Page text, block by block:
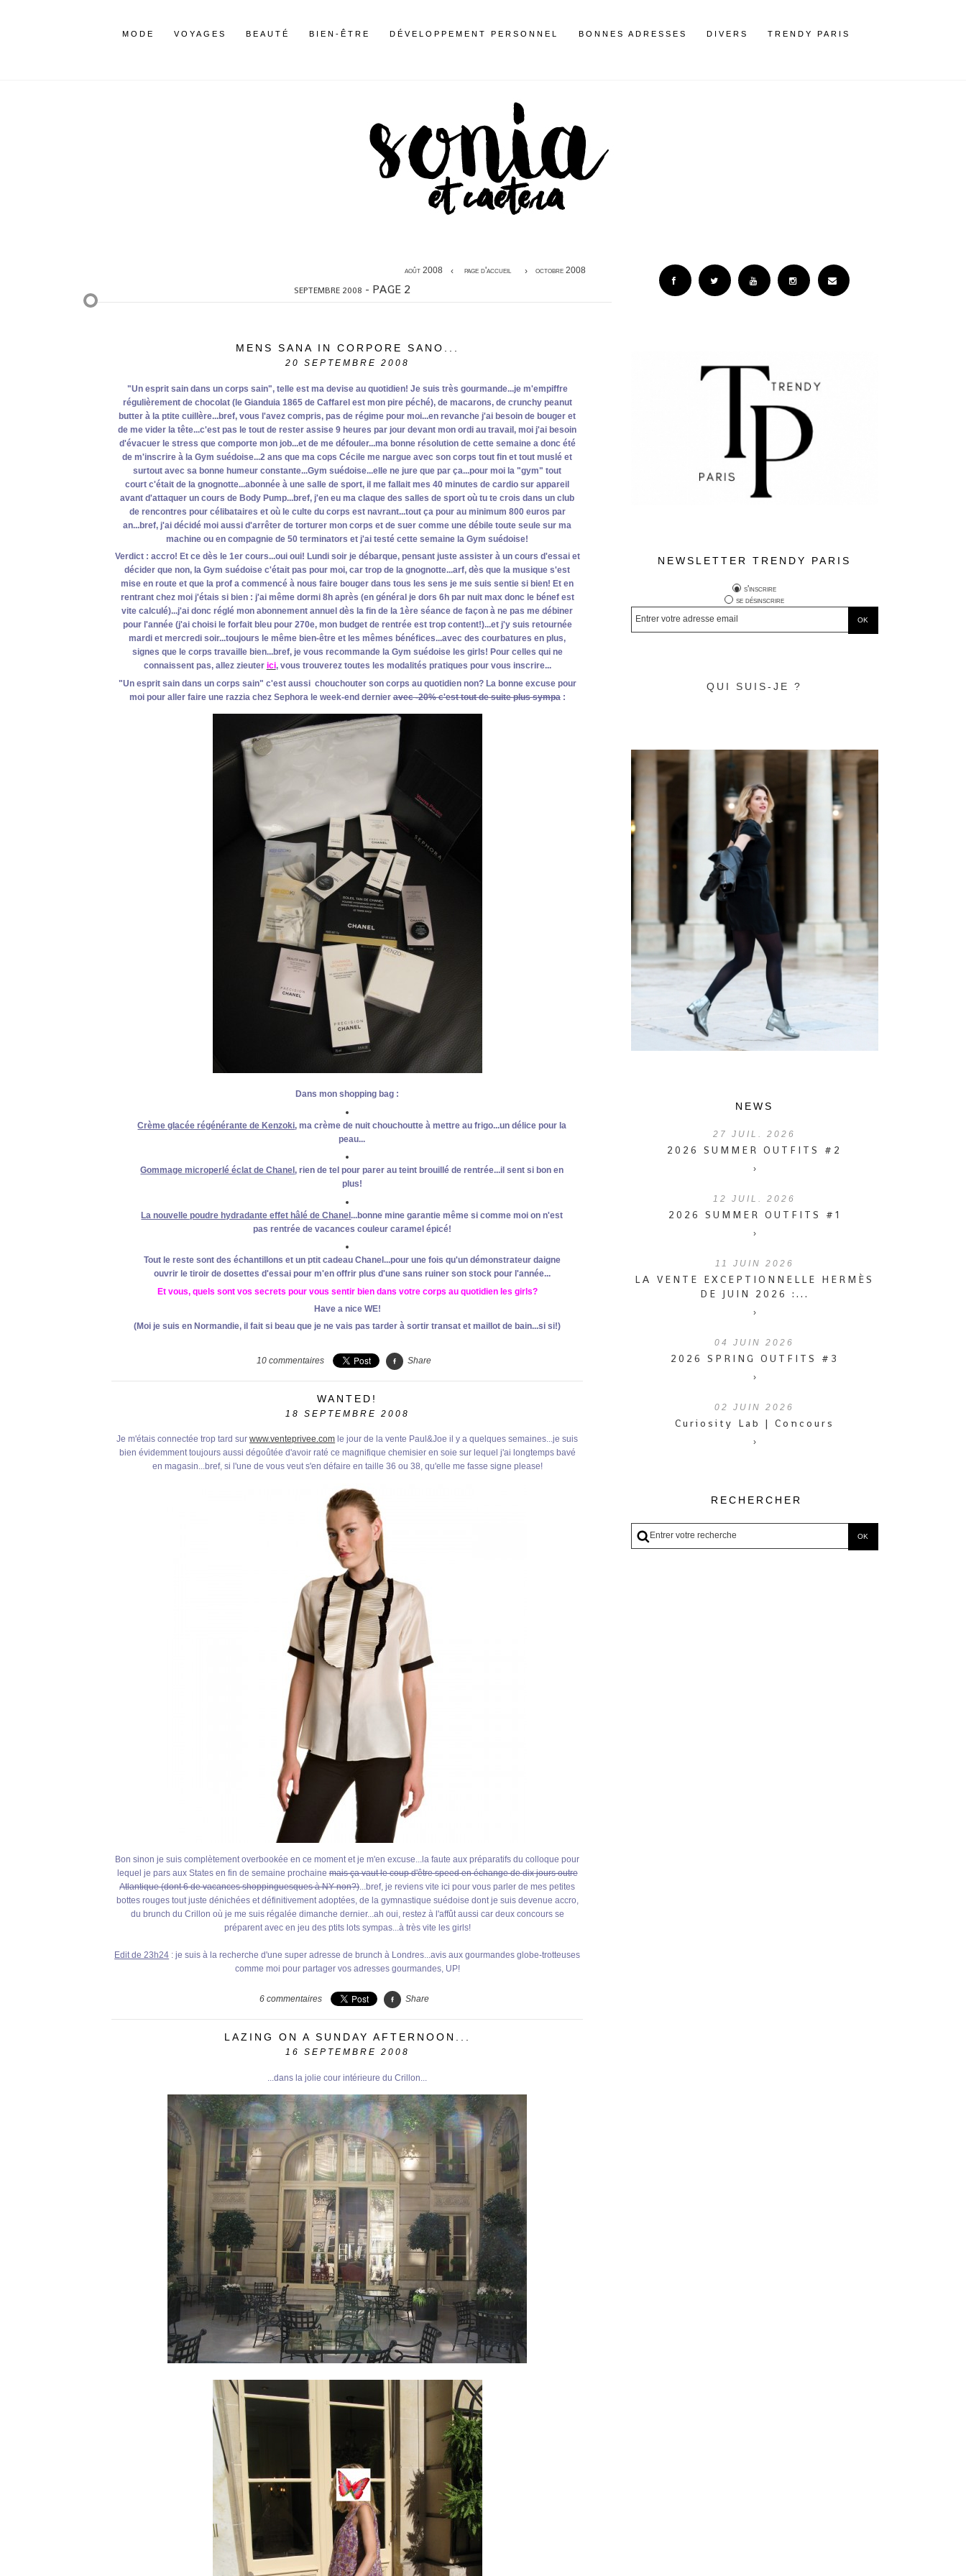
MODE VOYAGES BEAUTÉ BIEN-ÊTRE DÉVELOPPEMENT PERSONNEL BONNES ADRESSES DIVERS TRENDY PARIS
août 2008 page d'accueil octobre 2008
SEPTEMBRE 2008 - PAGE 2
MENS SANA IN CORPORE SANO...
20 SEPTEMBRE 2008
"Un esprit sain dans un corps sain", telle est ma devise au quotidien! Je suis très gourmande...je m'empiffre
régulièrement de chocolat (le Gianduia 1865 de Caffarel est mon pire péché), de macarons, de crunchy peanut
butter à la ptite cuillère...bref, vous l'avez compris, pas de régime pour moi...en revanche j'ai besoin de bouger et
de me vider la tête...c'est pas le tout de rester assise 9 heures par jour devant mon ordi au travail, moi j'ai besoin
d'évacuer le stress que comporte mon job...et de me défouler...ma bonne résolution de cette semaine a donc été
de m'inscrire à la Gym suédoise...2 ans que ma cops Cécile me nargue avec son corps tout fin et tout muslé et
surtout avec sa bonne humeur constante...Gym suédoise...elle ne jure que par ça...pour moi la "gym" tout
court c'était de la gnognotte...abonnée à une salle de sport, il me fallait mes 40 minutes de cardio sur appareil
avant d'attaquer un cours de Body Pump...bref, j'en eu ma claque des salles de sport où tu te crois dans un club
de rencontres pour célibataires et où le culte du corps est navrant...tout ça pour au minimum 800 euros par
an...bref, j'ai décidé moi aussi d'arrêter de torturer mon corps et de suer comme une débile toute seule sur ma
machine ou en compagnie de 50 terminators et j'ai testé cette semaine la Gym suédoise!
Verdict : accro! Et ce dès le 1er cours...oui oui! Lundi soir je débarque, pensant juste assister à un cours d'essai et
décider que non, la Gym suédoise c'était pas pour moi, car trop de la gnognotte...arf, dès que la musique s'est
mise en route et que la prof a commencé à nous faire bouger dans tous les sens je me suis sentie si bien! Et en
rentrant chez moi j'étais si bien : j'ai même dormi 8h après (en général je dors 6h par nuit max donc le bénef est
vite calculé)...j'ai donc réglé mon abonnement annuel dès la fin de la 1ère séance de façon à ne pas me débiner
pour l'année (j'ai choisi le forfait bleu pour 270e, mon budget de rentrée est trop content!)...et j'y suis retournée
mardi et mercredi soir...toujours le même bien-être et les mêmes bénéfices...avec des courbatures en plus,
signes que le corps travaille bien...bref, je vous recommande la Gym suédoise les girls! Pour celles qui ne
connaissent pas, allez zieuter ici, vous trouverez toutes les modalités pratiques pour vous inscrire...
"Un esprit sain dans un corps sain" c'est aussi chouchouter son corps au quotidien non? La bonne excuse pour
moi pour aller faire une razzia chez Sephora le week-end dernieravec -20% c'est tout de suite plus sympa:
Dans mon shopping bag :
Crème glacée régénérante de Kenzoki, ma crème de nuit chouchoutte à mettre au frigo...un délice pour la
peau...
Gommage microperlé éclat de Chanel, rien de tel pour parer au teint brouillé de rentrée...il sent si bon en
plus!
La nouvelle poudre hydradante effet hâlé de Chanel...bonne mine garantie même si comme moi on n'est
pas rentrée de vacances couleur caramel épicé!
Tout le reste sont des échantillons et un ptit cadeau Chanel...pour une fois qu'un démonstrateur daigne
ouvrir le tiroir de dosettes d'essai pour m'en offrir plus d'une sans ruiner son stock pour l'année...
Et vous, quels sont vos secrets pour vous sentir bien dans votre corps au quotidien les girls?
Have a nice WE!
(Moi je suis en Normandie, il fait si beau que je ne vais pas tarder à sortir transat et maillot de bain...si si!)
10 commentaires Share
WANTED!
18 SEPTEMBRE 2008
Je m'étais connectée trop tard surwww.venteprivee.com le jour de la vente Paul&Joe il y a quelques semaines...je suis
bien évidemment toujours aussi dégoûtée d'avoir raté ce magnifique chemisier en soie sur lequel j'ai longtemps bavé
en magasin...bref, si l'une de vous veut s'en défaire en taille 36 ou 38, qu'elle me fasse signe please!
Bon sinon je suis complètement overbookée en ce moment et je m'en excuse...la faute aux préparatifs du colloque pour
lequel je pars aux States en fin de semaine prochainemais ça vaut le coup d'être speed en échange de dix jours outre
Atlantique (dont 6 de vacances shoppinguesques à NY non?)...bref, je reviens vite ici pour vous parler de mes petites
bottes rouges tout juste dénichées et définitivement adoptées, de la gymnastique suédoise dont je suis devenue accro,
du brunch du Crillon où je me suis régalée dimanche dernier...ah oui, restez à l'affût aussi car deux concours se
préparent avec en jeu des ptits lots sympas...à très vite les girls!
Edit de 23h24 : je suis à la recherche d'une super adresse de brunch à Londres...avis aux gourmandes globe-trotteuses
comme moi pour partager vos adresses gourmandes, UP!
6 commentaires Share
LAZING ON A SUNDAY AFTERNOON...
16 SEPTEMBRE 2008
...dans la jolie cour intérieure du Crillon...
NEWSLETTER TRENDY PARIS
s'inscrire
se désinscrire
QUI SUIS-JE ?
NEWS
27 JUIL. 2026
2026 SUMMER OUTFITS #2
›
12 JUIL. 2026
2026 SUMMER OUTFITS #1
›
11 JUIN 2026
LA VENTE EXCEPTIONNELLE HERMÈS
DE JUIN 2026 :...
›
04 JUIN 2026
2026 SPRING OUTFITS #3
›
02 JUIN 2026
Curiosity Lab | Concours
›
RECHERCHER